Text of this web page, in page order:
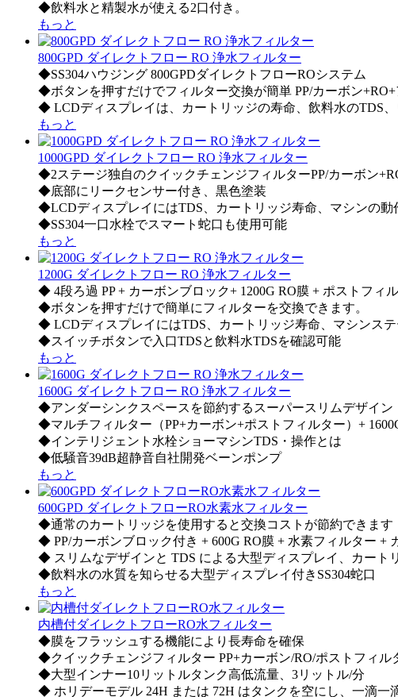
◆飲料水と精製水が使える2口付き。
もっと
800GPD ダイレクトフロー RO 浄水フィルター
◆SS304ハウジング 800GPDダイレクトフローROシステム
◆ボタンを押すだけでフィルター交換が簡単 PP/カーボン
◆ LCDディスプレイは、カートリッジの寿命、飲料水のTDS
もっと
1000GPD ダイレクトフロー RO 浄水フィルター
◆2ステージ独自のクイックチェンジフィルターPP/カーボン
◆底部にリークセンサー付き、黒色塗装
◆LCDディスプレイにはTDS、カートリッジ寿命、マシンの動
◆SS304一口水栓でスマート蛇口も使用可能
もっと
1200G ダイレクトフロー RO 浄水フィルター
◆ 4段ろ過 PP + カーボンブロック+ 1200G RO膜 + ポストフィ
◆ボタンを押すだけで簡単にフィルターを交換できます。
◆ LCDディスプレイにはTDS、カートリッジ寿命、マシンステ
◆スイッチボタンで入口TDSと飲料水TDSを確認可能
もっと
1600G ダイレクトフロー RO 浄水フィルター
◆アンダーシンクスペースを節約するスーパースリムデザイン
◆マルチフィルター（PP+カーボン+ポストフィルター）+
◆インテリジェント水栓ショーマシンTDS・操作とは
◆低騒音39dB超静音自社開発ベーンポンプ
もっと
600GPD ダイレクトフローRO水素水フィルター
◆通常のカートリッジを使用すると交換コストが節約できます
◆ PP/カーボンブロック付き + 600G RO膜 + 水素フィルター +
◆ スリムなデザインと TDS による大型ディスプレイ、カート
◆飲料水の水質を知らせる大型ディスプレイ付きSS304蛇口
もっと
内槽付ダイレクトフローRO水フィルター
◆膜をフラッシュする機能により長寿命を確保
◆クイックチェンジフィルター PP+カーボン/RO/ポストフィル
◆大型インナー10リットルタンク高低流量、3リットル/分
◆ ホリデーモデル 24H または 72H はタンクを空にし、一滴一